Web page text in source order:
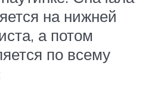
на нижней
а потом
по всему